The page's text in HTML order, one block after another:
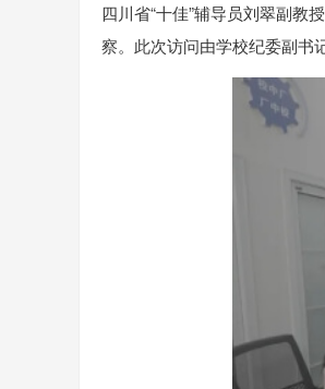
四川省“十佳”辅导员刘翠副教
察。此次访问由学校纪委副书